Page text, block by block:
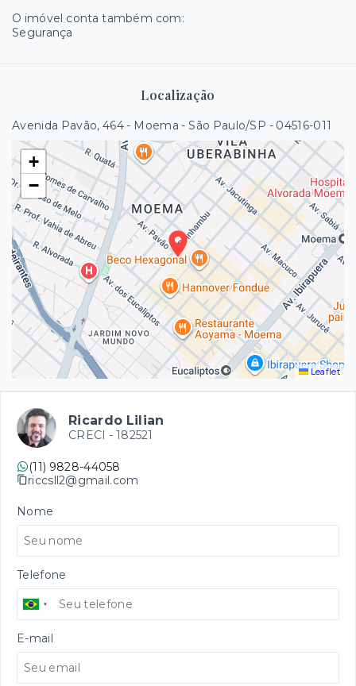
O imóvel conta também com:
Segurança
Localização
Avenida Pavão, 464 - Moema - São Paulo/SP - 04516-011
+
−
Leaflet
Ricardo Lilian
CRECI - 182521
(11) 9828-44058
riccsll2@gmail.com
Nome
Telefone
E-mail